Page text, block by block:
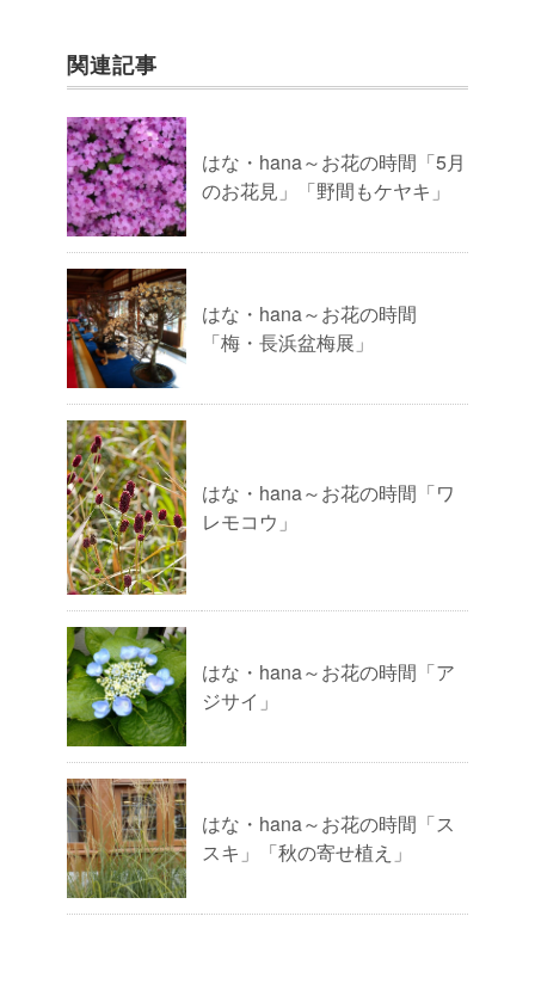
関連記事
はな・hana～お花の時間「5月
のお花見」「野間もケヤキ」
はな・hana～お花の時間
「梅・長浜盆梅展」
はな・hana～お花の時間「ワ
レモコウ」
はな・hana～お花の時間「ア
ジサイ」
はな・hana～お花の時間「ス
スキ」「秋の寄せ植え」